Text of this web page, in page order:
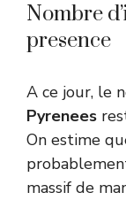
Nombre
presence
A ce jour, le
Pyrenees
On estime
massif de